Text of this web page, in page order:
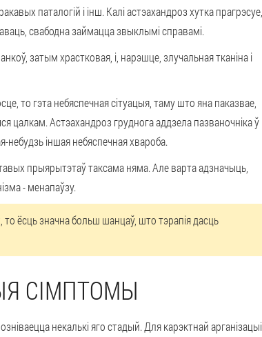
паталогій і інш. Калі астэахандроз хутка прагрэсуе,
свабодна займацца звыклымі справамі.
затым храстковая, і, нарэшце, злучальная тканіна і
то гэта небяспечная сітуацыя, таму што яна паказвае,
цалкам. Астэахандроз груднога аддзела пазваночніка ў
небудзь іншая небяспечная хвароба.
прыярытэтаў таксама няма. Але варта адзначыць,
- менапаўзу.
то ёсць значна больш шанцаў, што тэрапія дасць
СІМПТОМЫ
некалькі яго стадый. Для карэктнай арганізацыі